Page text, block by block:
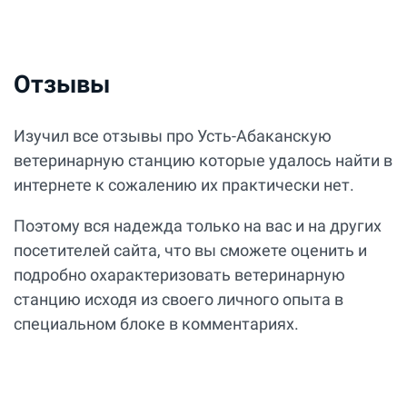
Отзывы
Изучил все отзывы про Усть-Абаканскую
ветеринарную станцию которые удалось найти в
интернете к сожалению их практически нет.
Поэтому вся надежда только на вас и на других
посетителей сайта, что вы сможете оценить и
подробно охарактеризовать ветеринарную
станцию исходя из своего личного опыта в
специальном блоке в комментариях.